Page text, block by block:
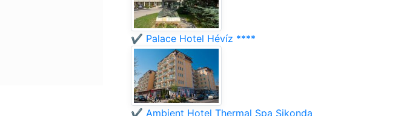
✔️ Palace Hotel Hévíz ****
✔️ Ambient Hotel Thermal Spa Sikonda